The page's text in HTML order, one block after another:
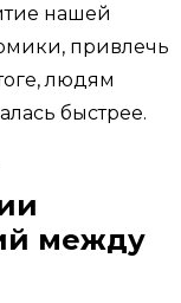
нашей
привлечь
людям
быстрее.
между